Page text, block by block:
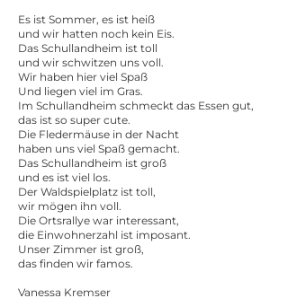
Es ist Sommer, es ist heiß
und wir hatten noch kein Eis.
Das Schullandheim ist toll
und wir schwitzen uns voll.
Wir haben hier viel Spaß
Und liegen viel im Gras.
Im Schullandheim schmeckt das Essen gut,
das ist so super cute.
Die Fledermäuse in der Nacht
haben uns viel Spaß gemacht.
Das Schullandheim ist groß
und es ist viel los.
Der Waldspielplatz ist toll,
wir mögen ihn voll.
Die Ortsrallye war interessant,
die Einwohnerzahl ist imposant.
Unser Zimmer ist groß,
das finden wir famos.
Vanessa Kremser